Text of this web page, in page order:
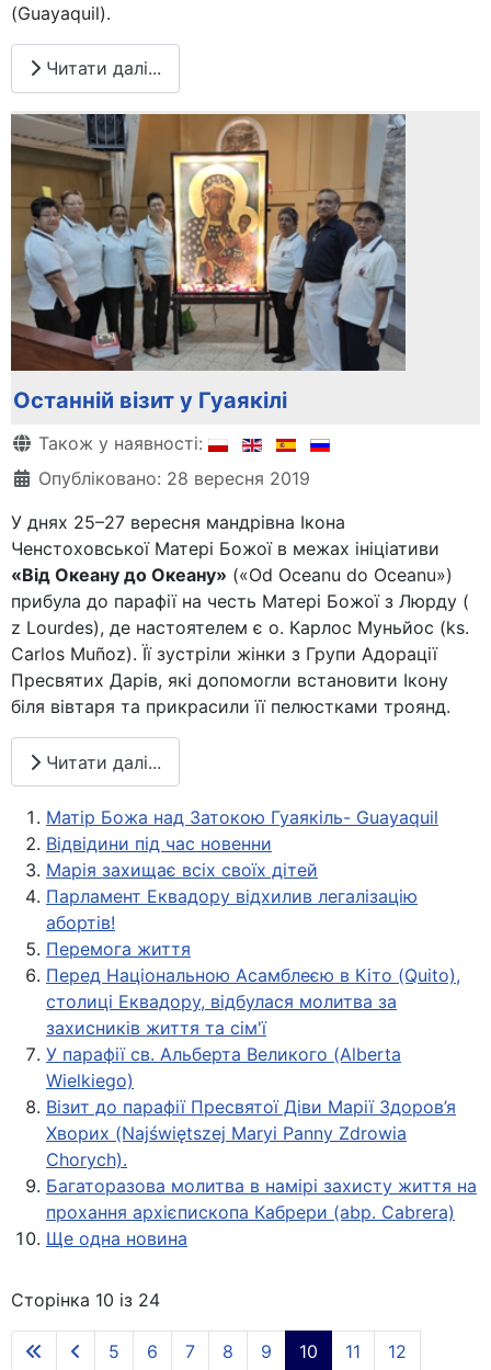
(Guayaquil).
Читати далі...
Останній візит у Гуаякілі
Деталі
Також у наявності:
Опубліковано: 28 вересня 2019
У днях 25–27 вересня мандрівна Ікона
Ченстоховської Матері Божої в межах ініціативи
«Від Океану до Океану» («Od Oceanu do Oceanu»)
прибула до парафії на честь Матері Божої з Люрду (
z Lourdes), де настоятелем є о. Карлос Муньйос (ks.
Carlos Muñoz). Її зустріли жінки з Групи Адорації
Пресвятих Дарів, які допомогли встановити Ікону
біля вівтаря та прикрасили її пелюстками троянд.
Читати далі...
Матір Божа над Затокою Гуаякіль- Guayaquil
Відвідини під час новенни
Марія захищає всіх своїх дітей
Парламент Еквадору відхилив легалізацію
абортів!
Перемога життя
Перед Національною Асамблеєю в Кіто (Quito),
столиці Еквадору, відбулася молитва за
захисників життя та сім'ї
У парафії св. Альберта Великого (Alberta
Wielkiego)
Візит до парафії Пресвятої Діви Марії Здоров’я
Хворих (Najświętszej Maryi Panny Zdrowia
Chorych).
Багаторазова молитва в намірі захисту життя на
прохання архієпископа Кабрери (abp. Cabrera)
Ще одна новина
Сторінка 10 із 24
5 6 7 8 9 10 11 12